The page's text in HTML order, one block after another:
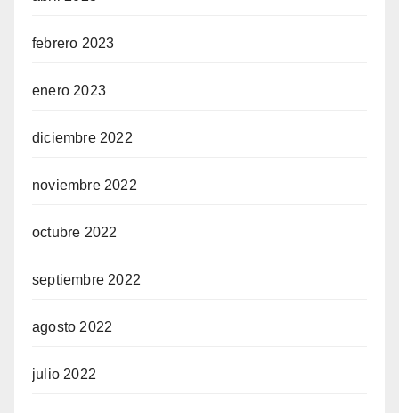
febrero 2023
enero 2023
diciembre 2022
noviembre 2022
octubre 2022
septiembre 2022
agosto 2022
julio 2022